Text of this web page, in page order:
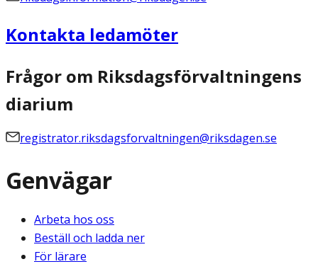
Kontakta ledamöter
Frågor om Riksdagsförvaltningens
diarium
registrator.riksdagsforvaltningen@riksdagen.se
Genvägar
Arbeta hos oss
Beställ och ladda ner
För lärare